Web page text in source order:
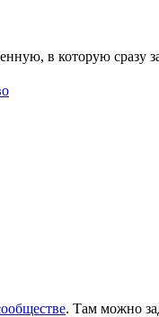
в которую
. Там можно